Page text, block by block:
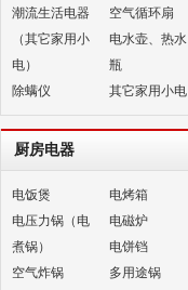
潮流生活电器
（其它家用小
电）
空气循环扇
电水壶、热水
瓶
除螨仪
其它家用小电
厨房电器
电饭煲
电烤箱
电压力锅（电
煮锅）
电磁炉
电饼铛
空气炸锅
多用途锅